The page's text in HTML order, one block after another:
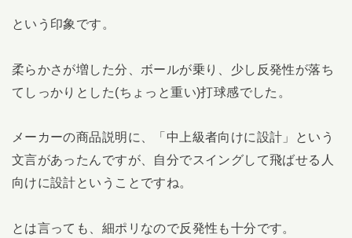
という印象です。
柔らかさが増した分、ボールが乗り、少し反発性が落ち
てしっかりとした(ちょっと重い)打球感でした。
メーカーの商品説明に、「中上級者向けに設計」という
文言があったんですが、自分でスイングして飛ばせる人
向けに設計ということですね。
とは言っても、細ポリなので反発性も十分です。